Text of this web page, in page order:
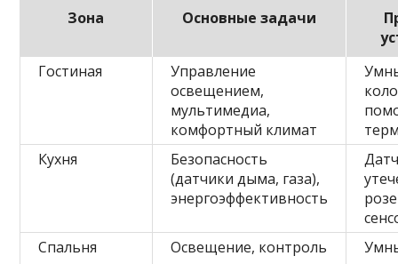
Зона Основные задачи
Гостиная
Управление
освещением,
мультимедиа,
комфортный климат
Кухня
Безопасность
(датчики дыма, газа),
энергоэффективность
Спальня
Освещение, контроль